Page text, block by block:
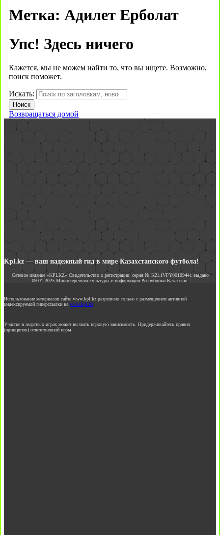
Метка: Адилет Ерболат
Упс! Здесь ничего
Кажется, мы не можем найти то, что вы ищете. Возможно,
поиск поможет.
Искать:
Возвращаться домой
Kpl.kz — ваш надежный гид в мире Казахстанского футбола!
Сетевое издание «KPLKZ» Свидетельство о регистрации: серия № KZ11VPY00109441 выдано
09.01.2025 Министерством культуры и информации Республики Казахстан.
Использование материалов сайта www.kpl.kz разрешено только с размещением активной
индексируемой гиперссылки на www.kpl.kz
Участие в азартных играх может вызвать игровую зависимость. Придерживайтесь правил
(принципов) ответственной игры.